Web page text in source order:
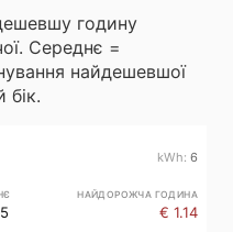
годину
Середнє =
найдешевшої
бік.
6
€ 1.14